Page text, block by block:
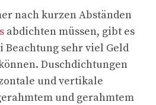
nach kurzen Abständen
abdichten müssen, gibt es
sehr viel Geld
Duschdichtungen
und vertikale
und gerahmtem